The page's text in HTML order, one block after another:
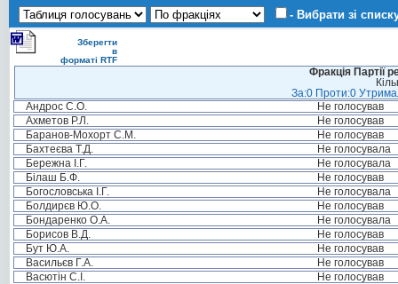
- Вибрати зі
Зберегти
в
форматі RTF
Фракція Партії
За:0 Проти:0
Андрос С.О.
Не голосував
Ахметов Р.Л.
Не голосував
Баранов-Мохорт С.М.
Не голосував
Бахтеєва Т.Д.
Не голосувала
Бережна І.Г.
Не голосувала
Білаш Б.Ф.
Не голосував
Богословська І.Г.
Не голосувала
Болдирєв Ю.О.
Не голосував
Бондаренко О.А.
Не голосувала
Борисов В.Д.
Не голосував
Бут Ю.А.
Не голосував
Васильєв Г.А.
Не голосував
Васютін С.І.
Не голосував